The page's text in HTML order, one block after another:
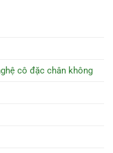
cô đặc chân không